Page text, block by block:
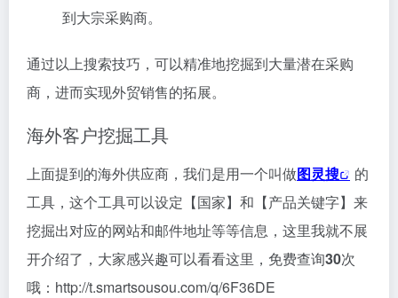
到大宗采购商。
通过以上搜索技巧，可以精准地挖掘到大量潜在采购
商，进而实现外贸销售的拓展。
海外客户挖掘工具
上面提到的海外供应商，我们是用一个叫做图灵搜
的
工具，这个工具可以设定【国家】和【产品关键字】来
挖掘出对应的网站和邮件地址等等信息，这里我就不展
开介绍了，大家感兴趣可以看看这里，免费查询30次
哦：http://t.smartsousou.com/q/6F36DE